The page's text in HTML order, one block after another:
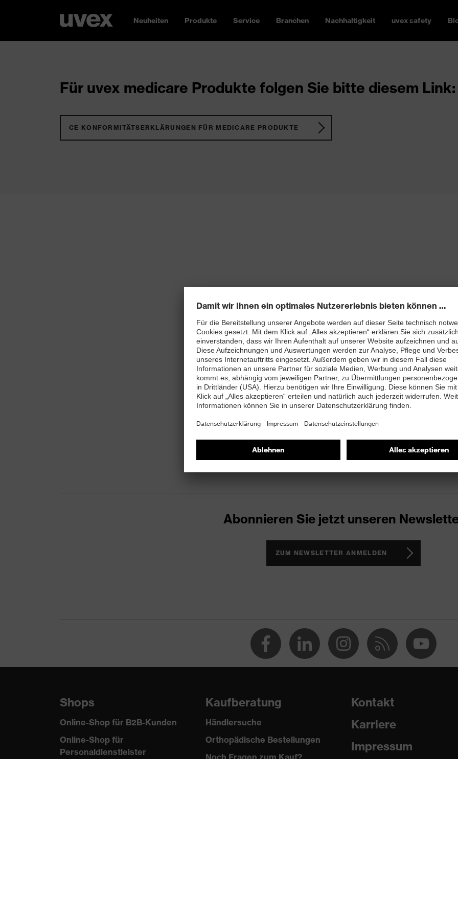
Neuheiten Produkte Service Branchen Nachhaltigkeit uvex safety
Für uvex medicare Produkte folgen Sie bitte diesem Link:
CE KONFORMITÄTSERKLÄRUNGEN FÜR MEDICARE PRODUKTE
Abonnieren Sie jetzt unseren
ZUM NEWSLETTER ANMELDEN
Shops
Online-Shop für B2B-Kunden
Online-Shop für
Personaldienstleister
Kaufberatung
Händlersuche
Orthopädische Bestellungen
Noch Fragen zum Kauf?
Kontakt
Karriere
Impressum